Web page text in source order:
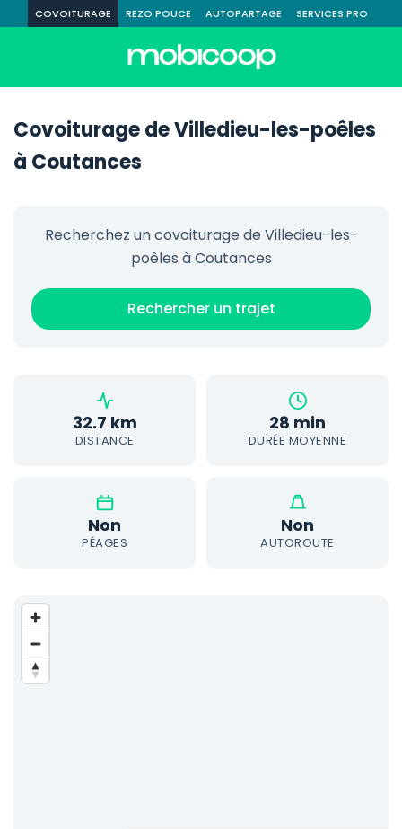
COVOITURAGE REZO POUCE AUTOPARTAGE SERVICES PRO
Covoiturage de Villedieu-les-poêles
à Coutances
Recherchez un covoiturage de Villedieu-les-
poêles à Coutances
Rechercher un trajet
32.7 km
DISTANCE
28 min
DURÉE MOYENNE
Non
PÉAGES
Non
AUTOROUTE